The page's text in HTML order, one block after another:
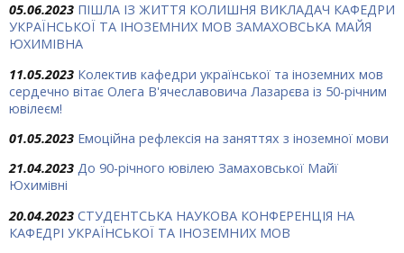
05.06.2023 ПІШЛА ІЗ ЖИТТЯ КОЛИШНЯ ВИКЛАДАЧ КАФЕДРИ
УКРАЇНСЬКОЇ ТА ІНОЗЕМНИХ МОВ ЗАМАХОВСЬКА МАЙЯ
ЮХИМІВНА
11.05.2023 Колектив кафедри української та іноземних мов
сердечно вітає Олега В'ячеславовича Лазарєва із 50-річним
ювілеєм!
01.05.2023 Емоційна рефлексія на заняттях з іноземної мови
21.04.2023 До 90-річного ювілею Замаховської Майї
Юхимівні
20.04.2023 СТУДЕНТСЬКА НАУКОВА КОНФЕРЕНЦІЯ НА
КАФЕДРІ УКРАЇНСЬКОЇ ТА ІНОЗЕМНИХ МОВ